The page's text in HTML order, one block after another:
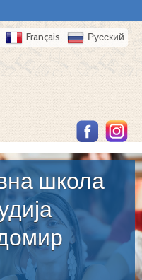
Français Русский
школа